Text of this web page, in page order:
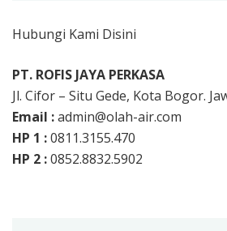
Hubungi Kami Disini
PT. ROFIS JAYA PERKASA
Jl. Cifor – Situ Gede, Kota Bogor.
Email :admin@olah-air.com
HP 1 :0811.3155.470
HP 2 :0852.8832.5902